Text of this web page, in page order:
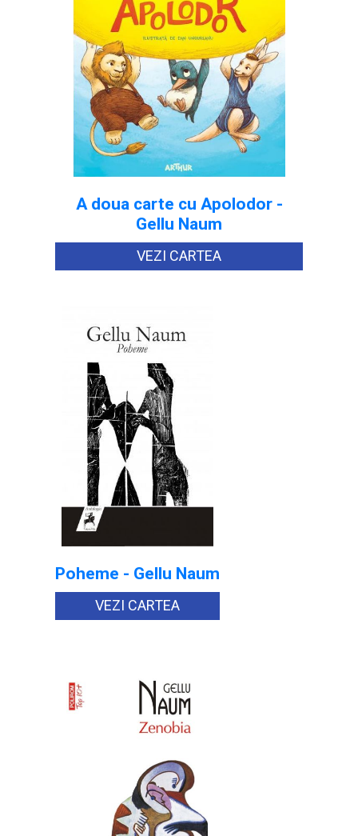
A doua carte cu Apolodor -
Gellu Naum
VEZI CARTEA
Poheme - Gellu Naum
VEZI CARTEA